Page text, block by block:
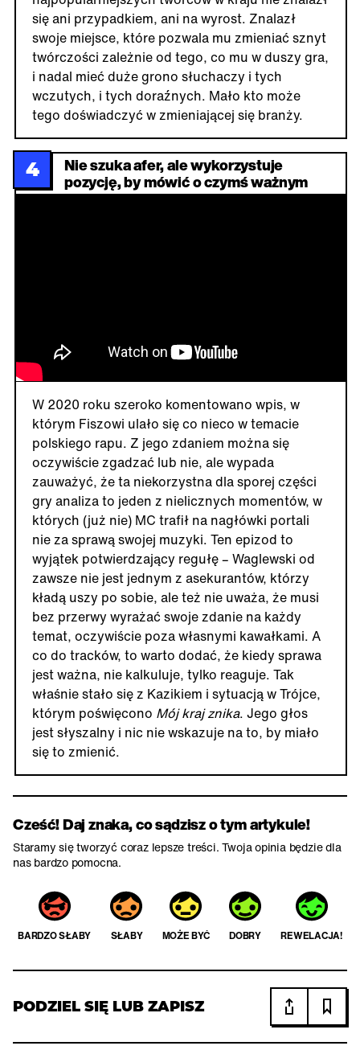
się ani przypadkiem, ani na wyrost. Znalazł
swoje miejsce, które pozwala mu zmieniać sznyt
twórczości zależnie od tego, co mu w duszy gra,
i nadal mieć duże grono słuchaczy i tych
wczutych, i tych doraźnych. Mało kto może
tego doświadczyć w zmieniającej się branży.
4
Nie szuka afer, ale wykorzystuje
pozycję, by mówić o czymś ważnym
W 2020 roku szeroko komentowano wpis, w
którym Fiszowi ulało się co nieco w temacie
polskiego rapu. Z jego zdaniem można się
oczywiście zgadzać lub nie, ale wypada
zauważyć, że ta niekorzystna dla sporej części
gry analiza to jeden z nielicznych momentów, w
których (już nie) MC trafił na nagłówki portali
nie za sprawą swojej muzyki. Ten epizod to
wyjątek potwierdzający regułę – Waglewski od
zawsze nie jest jednym z asekurantów, którzy
kładą uszy po sobie, ale też nie uważa, że musi
bez przerwy wyrażać swoje zdanie na każdy
temat, oczywiście poza własnymi kawałkami. A
co do tracków, to warto dodać, że kiedy sprawa
jest ważna, nie kalkuluje, tylko reaguje. Tak
właśnie stało się z Kazikiem i sytuacją w Trójce,
którym poświęcono Mój kraj znika. Jego głos
jest słyszalny i nic nie wskazuje na to, by miało
się to zmienić.
Cześć! Daj znaka, co sądzisz o tym artykule!
Staramy się tworzyć coraz lepsze treści. Twoja opinia będzie dla
nas bardzo pomocna.
BARDZO SŁABY SŁABY MOŻE BYĆ DOBRY REWELACJA!
PODZIEL SIĘ LUB ZAPISZ